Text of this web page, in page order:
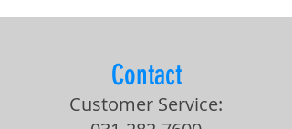
Contact
Customer Service: